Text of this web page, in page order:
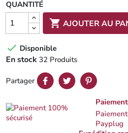
QUANTITÉ
 AJOUTER AU
 Disponible
En stock 32 Produits
Partager
Payplug